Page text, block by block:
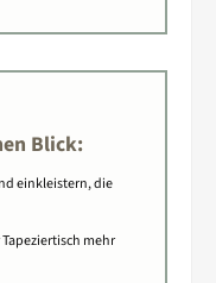
Blick:
einkleistern, die
mehr